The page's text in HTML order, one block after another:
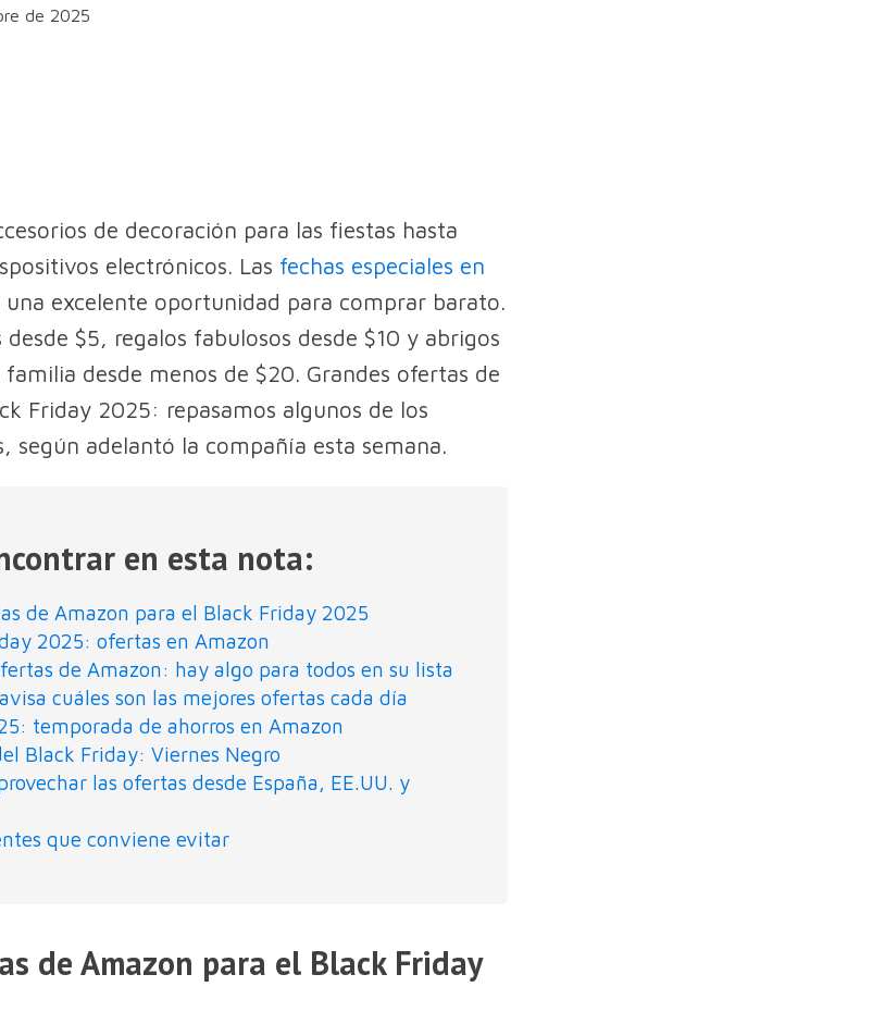
de 2025
de decoración para las fiestas hasta
electrónicos. Las fechas especiales en
una excelente oportunidad para comprar barato.
$5, regalos fabulosos desde $10 y abrigos
desde menos de $20. Grandes ofertas de
Friday 2025: repasamos algunos de los
según adelantó la compañía esta semana.
en esta nota:
de Amazon para el Black Friday 2025
2025: ofertas en Amazon
de Amazon: hay algo para todos en su lista
cuáles son las mejores ofertas cada día
temporada de ahorros en Amazon
Black Friday: Viernes Negro
las ofertas desde España, EE.UU. y
que conviene evitar
de Amazon para el Black Friday